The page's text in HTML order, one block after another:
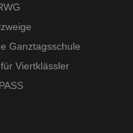
Ganztagsschule
Viertklässler